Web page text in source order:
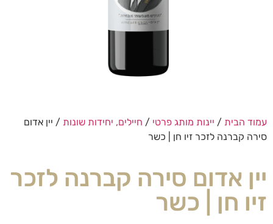
עמוד הבית / יינות מותג פרטי / חיילים, יחידות שונות / יין אדום
סירה קברנה לזכר זיו חן | כשר
יין אדום סירה קברנה לזכר
זיו חן | כשר